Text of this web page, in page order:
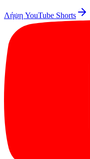
Λήψη YouTube Shorts